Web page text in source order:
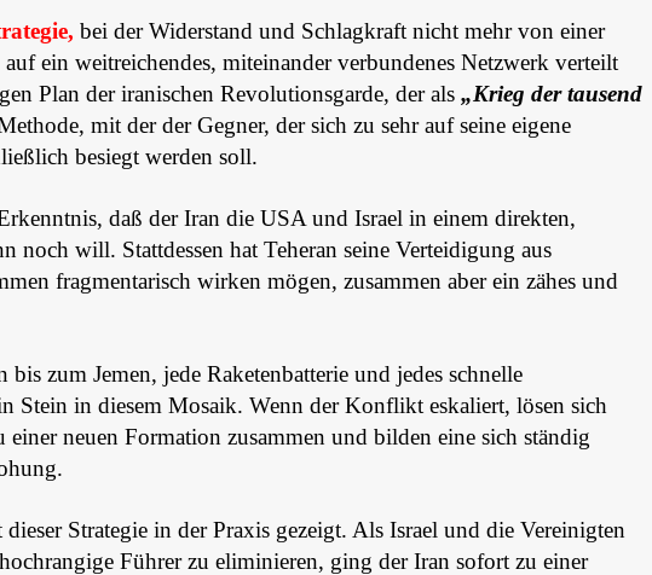
bei der Widerstand und Schlagkraft nicht mehr von einer
ein weitreichendes, miteinander verbundenes Netzwerk verteilt
Plan der iranischen Revolutionsgarde, der als „Krieg der tausend
mit der der Gegner, der sich zu sehr auf seine eigene
besiegt werden soll.
daß der Iran die USA und Israel in einem direkten,
noch will. Stattdessen hat Teheran seine Verteidigung aus
fragmentarisch wirken mögen, zusammen aber ein zähes und
zum Jemen, jede Raketenbatterie und jedes schnelle
Stein in diesem Mosaik. Wenn der Konflikt eskaliert, lösen sich
neuen Formation zusammen und bilden eine sich ständig
Strategie in der Praxis gezeigt. Als Israel und die Vereinigten
Führer zu eliminieren, ging der Iran sofort zu einer